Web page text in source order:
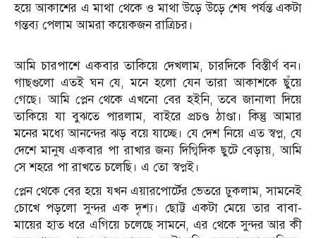
হয়ে আকাশের এ মাথা থেকে ও মাথা উড়ে উড়ে শেষ পর্যন্ত একটা
গন্তব্য পেলাম আমরা কয়েকজন রাত্রিচর।
আমি চারপাশে একবার তাকিয়ে দেখলাম, চারদিকে বিস্তীর্ণ বন।
গাছগুলো এতই ঘন যে, মনে হলো যেন তারা আকাশকে ছুঁয়ে
গেছে। আমি প্লেন থেকে এখনো বের হইনি, তবে জানালা দিয়ে
তাকিয়ে যা বুঝতে পারলাম, বাইরে প্রচণ্ড ঠাণ্ডা। কিন্তু আমার
মনের মধ্যে আনন্দের ঝড় বয়ে যাচ্ছে। যে দেশ নিয়ে এত স্বপ্ন, যে
দেশে মানুষ একবার পা রাখার জন্য দিগ্বিদিক ছুটে বেড়ায়, আমি
সে শহরে পা রাখতে চলেছি। এ তো স্বপ্নই।
প্লেন থেকে বের হয়ে যখন এয়ারপোর্টের ভেতরে ঢুকলাম, সামনেই
চোখে পড়লো সুন্দর এক দৃশ্য। ছোট্ট একটা মেয়ে তার বাবা-
মায়ের হাত ধরে এগিয়ে চলেছে সামনে, এর থেকে সুন্দর আর কী